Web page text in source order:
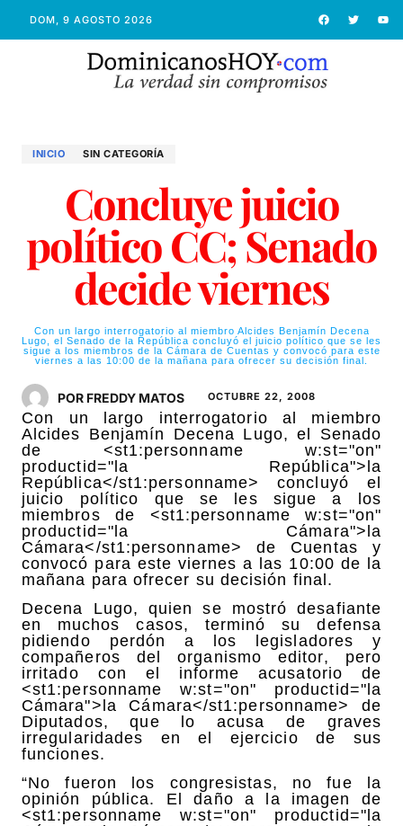
DOM, 9 AGOSTO 2026
INICIO SIN CATEGORÍA
Concluye juicio
político CC; Senado
decide viernes
Con un largo interrogatorio al miembro Alcides Benjamín Decena
Lugo, el Senado de la República concluyó el juicio político que se les
sigue a los miembros de la Cámara de Cuentas y convocó para este
viernes a las 10:00 de la mañana para ofrecer su decisión final.
POR FREDDY MATOS OCTUBRE 22, 2008
Con un largo interrogatorio al miembro
Alcides Benjamín Decena Lugo, el Senado
de <st1:personname w:st="on"
productid="la República">la
República</st1:personname> concluyó el
juicio político que se les sigue a los
miembros de <st1:personname w:st="on"
productid="la Cámara">la
Cámara</st1:personname> de Cuentas y
convocó para este viernes a las 10:00 de la
mañana para ofrecer su decisión final.
Decena Lugo, quien se mostró desafiante
en muchos casos, terminó su defensa
pidiendo perdón a los legisladores y
compañeros del organismo editor, pero
irritado con el informe acusatorio de
<st1:personname w:st="on" productid="la
Cámara">la Cámara</st1:personname> de
Diputados, que lo acusa de graves
irregularidades en el ejercicio de sus
funciones.
“No fueron los congresistas, no fue la
opinión pública. El daño a la imagen de
<st1:personname w:st="on" productid="la